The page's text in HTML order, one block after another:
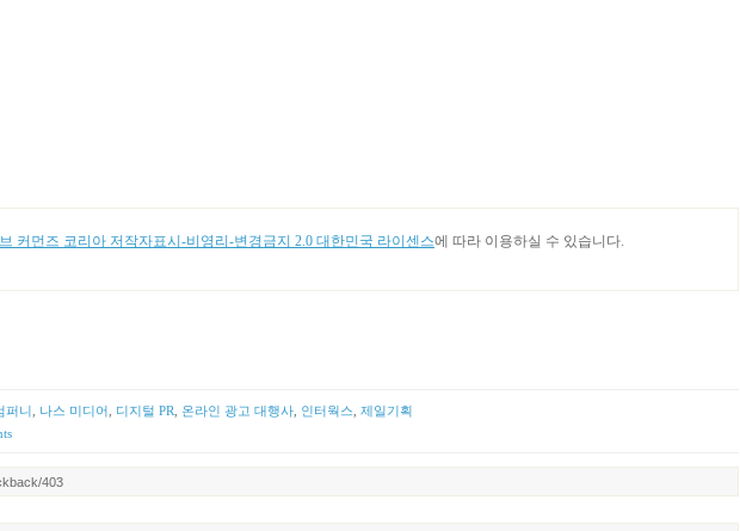
커먼즈 코리아 저작자표시-비영리-변경금지 2.0 대한민국 라이센스에 따라 이용하실 수 있습니다.
퍼니 나스 미디어 디지털 PR 온라인 광고 대행사, 인터웍스 제일기획
403